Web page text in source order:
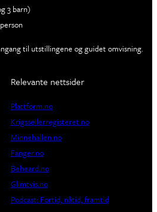
3 barn)
til utstillingene og guidet omvisning.
Relevante nettsider
Plattform.no
Krigsseilerregisteret.no
Minnehallen.no
Fanger.no
Beheard.no
Glimtvis.no
Podcast: Fortid, nåtid, framtid